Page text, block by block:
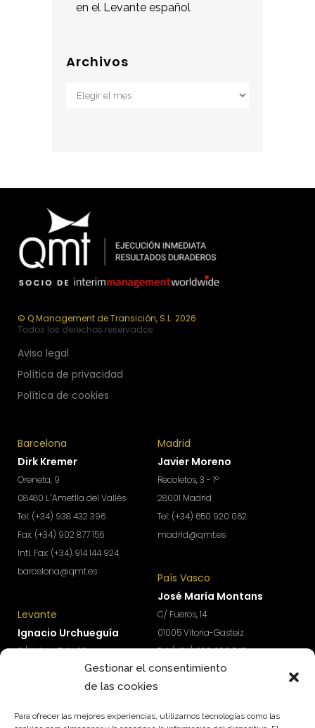
Gestionar el consentimiento
de las cookies
Para ofrecer las mejores experiencias, utilizamos tecnologías como las
en el Levante español
Archivos
Archivos
© Q Management de Transición, S.L. 2026
Todos los derechos reservados
Aviso legal
Política de privacidad
Política de cookies
Barcelona
Dirk Kremer
Oreneta, 9
08480 L´Ametlla del Vallès
Tel: (+34) 938 432 396
Fax: (+34) 902 877 156
Intl. Fax: (+34) 914 144 924
barcelona@qmt.es
Levante
Ignacio Urchueguía
C/ Jaime Roig, 19
Tel: (+34) 674 570 918
Madrid
Javier Moreno
Recoletos, 3 - 1º
28001 Madrid
Tel: (+34) 650 920 062
madrid@qmt.es
País Vasco
José María Montans
C/ Fueros, 14
01005 Vitoria-Gasteiz
Tel: (+34) 690 690 745
paisvasco@qmt.es